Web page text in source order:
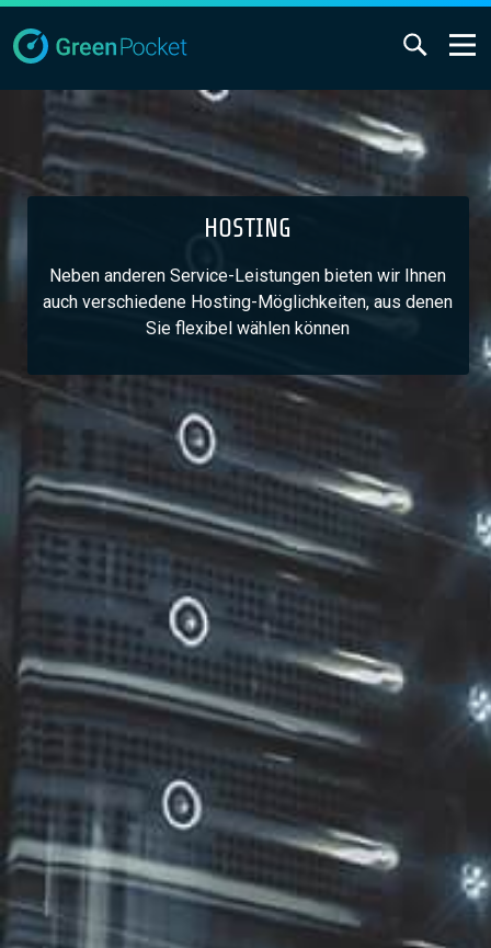
HOSTING
Neben anderen Service-Leistungen bieten wir Ihnen
auch verschiedene Hosting-Möglichkeiten, aus denen
Sie flexibel wählen können